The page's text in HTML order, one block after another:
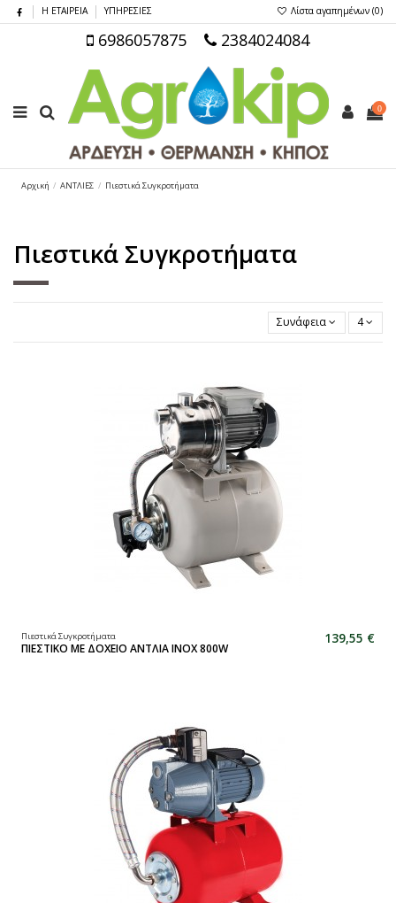
Η ΕΤΑΙΡΕΙΑ ΥΠΗΡΕΣΙΕΣ Λίστα αγαπημένων (0)
6986057875 2384024084
0
Αρχική ΑΝΤΛΙΕΣ Πιεστικά Συγκροτήματα
Πιεστικά Συγκροτήματα
Συνάφεια 4
Πιεστικά Συγκροτήματα
ΠΙΕΣΤΙΚΟ ΜΕ ΔΟΧΕΙΟ ΑΝΤΛΙΑ INOX 800W
139,55 €